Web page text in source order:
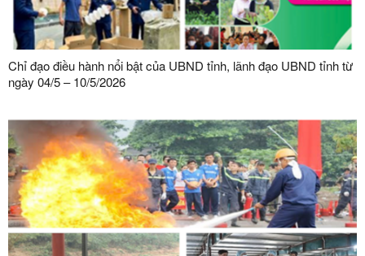
Chỉ đạo điều hành nổi bật của UBND tỉnh, lãnh đạo UBND tỉnh từ
ngày 04/5 – 10/5/2026